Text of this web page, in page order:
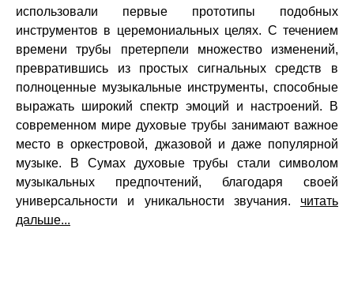
использовали первые прототипы подобных
инструментов в церемониальных целях. С течением
времени трубы претерпели множество изменений,
превратившись из простых сигнальных средств в
полноценные музыкальные инструменты, способные
выражать широкий спектр эмоций и настроений. В
современном мире духовые трубы занимают важное
место в оркестровой, джазовой и даже популярной
музыке. В Сумах духовые трубы стали символом
музыкальных предпочтений, благодаря своей
универсальности и уникальности звучания. читать
дальше...